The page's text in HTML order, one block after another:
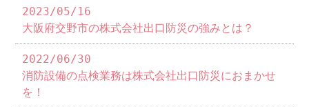
2023/05/16
大阪府交野市の株式会社出口防災の強みとは？
2022/06/30
消防設備の点検業務は株式会社出口防災におまかせ
を！